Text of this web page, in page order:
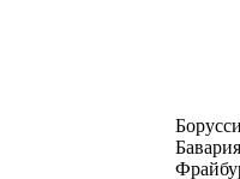
Бавария